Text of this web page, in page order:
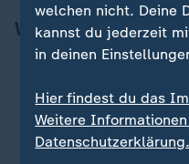
Weitere
Deutschlandticket:
und Bahn
Preisschock:Warum
teuer sind
welchen nicht. Deine
kannst du jederzeit
in deinen
Hier findest du das
Weitere
Datenschutzerklärung.